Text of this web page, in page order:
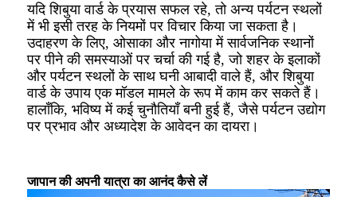
यदि शिबुया वार्ड के प्रयास सफल रहे, तो अन्य पर्यटन स्थलों
में भी इसी तरह के नियमों पर विचार किया जा सकता है।
उदाहरण के लिए, ओसाका और नागोया में सार्वजनिक स्थानों
पर पीने की समस्याओं पर चर्चा की गई है, जो शहर के इलाकों
और पर्यटन स्थलों के साथ घनी आबादी वाले हैं, और शिबुया
वार्ड के उपाय एक मॉडल मामले के रूप में काम कर सकते हैं।
हालाँकि, भविष्य में कई चुनौतियाँ बनी हुई हैं, जैसे पर्यटन उद्योग
पर प्रभाव और अध्यादेश के आवेदन का दायरा।
जापान की अपनी यात्रा का आनंद कैसे लें